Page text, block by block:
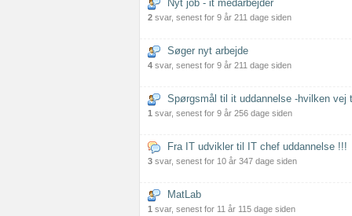
Nyt job - it medarbejder
2 svar, senest for 9 år 211 dage siden
Søger nyt arbejde
4 svar, senest for 9 år 211 dage siden
Spørgsmål til it uddannelse -hvilken vej
1 svar, senest for 9 år 256 dage siden
Fra IT udvikler til IT chef uddannelse !!!
3 svar, senest for 10 år 347 dage siden
MatLab
1 svar, senest for 11 år 115 dage siden